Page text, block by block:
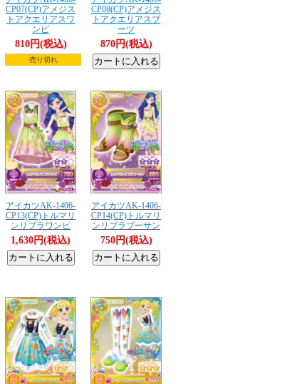
CP07(CP)アメジス
トアクエリアスワ
ンピ
810円(税込)
売り切れ
CP08(CP)アメジス
トアクエリアスブ
ーツ
870円(税込)
アイカツAK-1406-
CP13(CP)トルマリ
ンリブラワンピ
1,630円(税込)
アイカツAK-1406-
CP14(CP)トルマリ
ンリブラブーサン
750円(税込)